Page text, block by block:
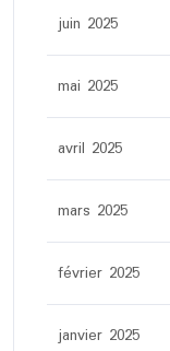
juin 2025
mai 2025
avril 2025
mars 2025
février 2025
janvier 2025